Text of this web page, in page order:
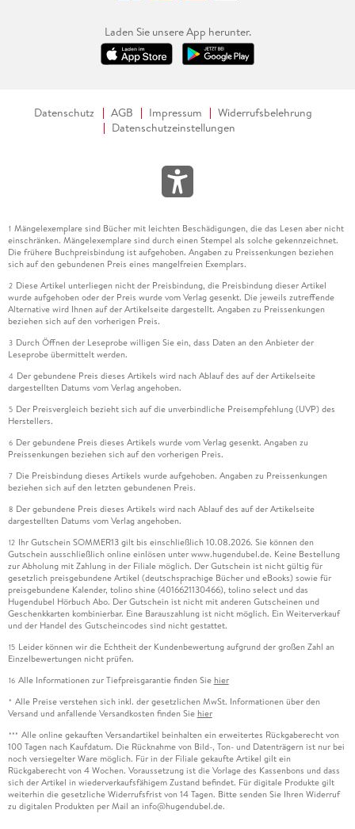
Laden Sie unsere App herunter.
Datenschutz AGB Impressum
Widerrufsbelehrung
Datenschutzeinstellungen
1 Mängelexemplare sind Bücher mit leichten Beschädigungen, die das Lesen aber nicht
einschränken. Mängelexemplare sind durch einen Stempel als solche gekennzeichnet.
Die frühere Buchpreisbindung ist aufgehoben. Angaben zu Preissenkungen beziehen
sich auf den gebundenen Preis eines mangelfreien Exemplars.
2 Diese Artikel unterliegen nicht der Preisbindung, die Preisbindung dieser Artikel
wurde aufgehoben oder der Preis wurde vom Verlag gesenkt. Die jeweils zutreffende
Alternative wird Ihnen auf der Artikelseite dargestellt. Angaben zu Preissenkungen
beziehen sich auf den vorherigen Preis.
3 Durch Öffnen der Leseprobe willigen Sie ein, dass Daten an den Anbieter der
Leseprobe übermittelt werden.
4 Der gebundene Preis dieses Artikels wird nach Ablauf des auf der Artikelseite
dargestellten Datums vom Verlag angehoben.
5 Der Preisvergleich bezieht sich auf die unverbindliche Preisempfehlung (UVP) des
Herstellers.
6 Der gebundene Preis dieses Artikels wurde vom Verlag gesenkt. Angaben zu
Preissenkungen beziehen sich auf den vorherigen Preis.
7 Die Preisbindung dieses Artikels wurde aufgehoben. Angaben zu Preissenkungen
beziehen sich auf den letzten gebundenen Preis.
8 Der gebundene Preis dieses Artikels wird nach Ablauf des auf der Artikelseite
dargestellten Datums vom Verlag angehoben.
12 Ihr Gutschein SOMMER13 gilt bis einschließlich 10.08.2026. Sie können den
Gutschein ausschließlich online einlösen unter www.hugendubel.de. Keine Bestellung
zur Abholung mit Zahlung in der Filiale möglich. Der Gutschein ist nicht gültig für
gesetzlich preisgebundene Artikel (deutschsprachige Bücher und eBooks) sowie für
preisgebundene Kalender, tolino shine (4016621130466), tolino select und das
Hugendubel Hörbuch Abo. Der Gutschein ist nicht mit anderen Gutscheinen und
Geschenkkarten kombinierbar. Eine Barauszahlung ist nicht möglich. Ein Weiterverkauf
und der Handel des Gutscheincodes sind nicht gestattet.
15 Leider können wir die Echtheit der Kundenbewertung aufgrund der großen Zahl an
Einzelbewertungen nicht prüfen.
16 Alle Informationen zur Tiefpreisgarantie finden Sie hier
* Alle Preise verstehen sich inkl. der gesetzlichen MwSt. Informationen über den
Versand und anfallende Versandkosten finden Sie hier
*** Alle online gekauften Versandartikel beinhalten ein erweitertes Rückgaberecht von
100 Tagen nach Kaufdatum. Die Rücknahme von Bild-, Ton- und Datenträgern ist nur bei
noch versiegelter Ware möglich. Für in der Filiale gekaufte Artikel gilt ein
Rückgaberecht von 4 Wochen. Voraussetzung ist die Vorlage des Kassenbons und dass
sich der Artikel in wiederverkaufsfähigem Zustand befindet. Für digitale Produkte gilt
weiterhin die gesetzliche Widerrufsfrist von 14 Tagen. Bitte senden Sie Ihren Widerruf
zu digitalen Produkten per Mail an info@hugendubel.de.